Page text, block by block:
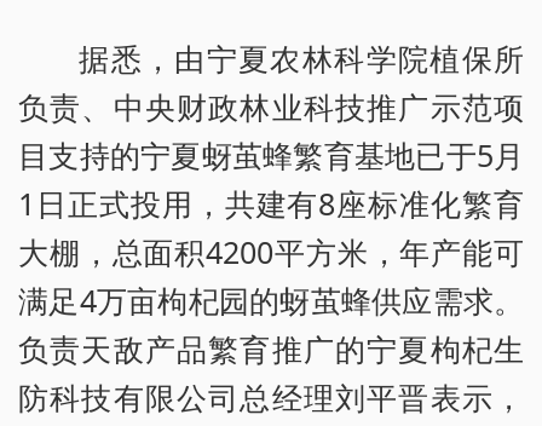
据悉，由宁夏农林科学院植保所
负责、中央财政林业科技推广示范项
目支持的宁夏蚜茧蜂繁育基地已于5月
1日正式投用，共建有8座标准化繁育
大棚，总面积4200平方米，年产能可
满足4万亩枸杞园的蚜茧蜂供应需求。
负责天敌产品繁育推广的宁夏枸杞生
防科技有限公司总经理刘平晋表示，